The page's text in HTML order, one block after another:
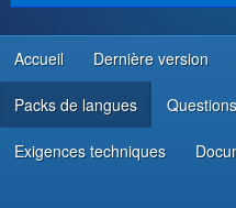
COMMUNAUTÉ & SUPPORT
RESSOURCES DÉVELOPPEURS
Accueil Dernière version
Packs de langues
Exigences techniques